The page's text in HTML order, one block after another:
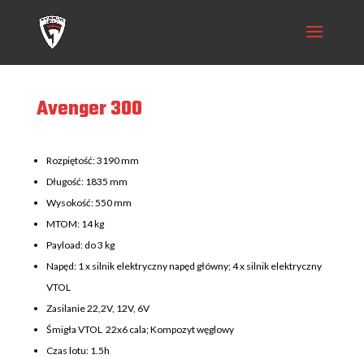
Avenger 300
Rozpiętość: 3190 mm
Długość: 1835 mm
Wysokość: 550 mm
MTOM: 14 kg
Payload: do 3 kg
Napęd: 1 x silnik elektryczny napęd główny; 4 x silnik elektryczny
VTOL
Zasilanie 22,2V, 12V, 6V
Śmigła VTOL 22x6 cala; Kompozyt węglowy
Czas lotu: 1.5h